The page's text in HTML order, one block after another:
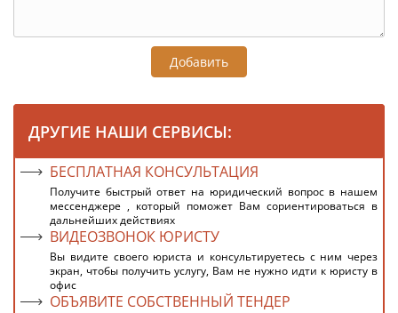
Добавить
ДРУГИЕ НАШИ СЕРВИСЫ:
БЕСПЛАТНАЯ КОНСУЛЬТАЦИЯ
Получите быстрый ответ на юридический вопрос в нашем
мессенджере , который поможет Вам сориентироваться в
дальнейших действиях
ВИДЕОЗВОНОК ЮРИСТУ
Вы видите своего юриста и консультируетесь с ним через
экран, чтобы получить услугу, Вам не нужно идти к юристу в
офис
ОБЪЯВИТЕ СОБСТВЕННЫЙ ТЕНДЕР